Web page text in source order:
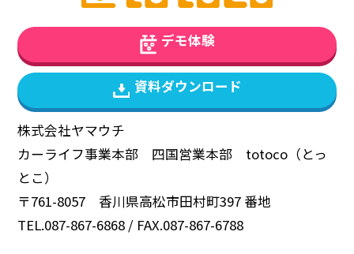
デモ体験
資料ダウンロード
株式会社ヤマウチ
カーライフ事業本部 四国営業本部 totoco（とっ
とこ）
〒761-8057 香川県高松市田村町397 番地
TEL.087-867-6868 / FAX.087-867-6788